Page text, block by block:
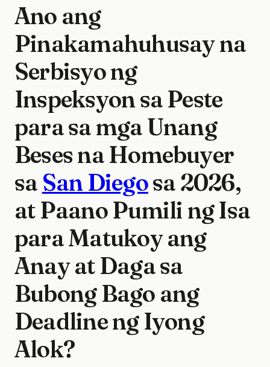
Ano ang
Pinakamahuhusay na
Serbisyo ng
Inspeksyon sa Peste
para sa mga Unang
Beses na Homebuyer
sa San Diegosa 2026,
at Paano Pumili ng Isa
para Matukoy ang
Anay at Daga sa
Bubong Bago ang
Deadline ng Iyong
Alok?